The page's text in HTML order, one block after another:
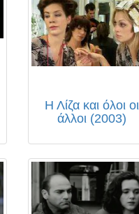
Η Λίζα και όλοι οι
άλλοι (2003)